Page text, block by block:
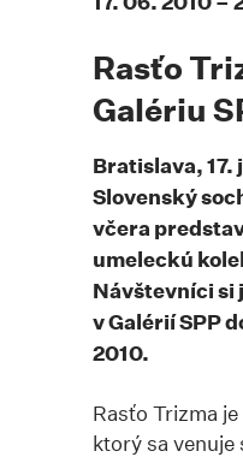
Rasťo
Galériu
Bratislava, 17.
Slovenský
včera
umeleckú
Návštevníci si
v Galérií SPP
2010.
Rasťo Trizma
ktorý sa